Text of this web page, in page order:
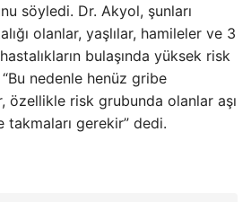
söyledi. Dr. Akyol, şunları
olanlar, yaşlılar, hamileler ve 3
bulaşında yüksek risk
nedenle henüz gribe
özellikle risk grubunda olanlar aşı
takmaları gerekir” dedi.